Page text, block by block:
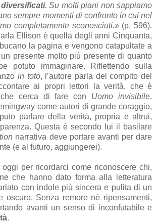
. Su molti piani non sappiamo
sempre momenti di confronto in cui nel
completamente sconosciuti.» (p. 596).
Ellison è quella degli anni Cinquanta,
la pagina e vengono catapultate a
presente molto più presente di quanto
potuto immaginare. Riflettendo sulla
in toto, l’autore parla del compito del
ai propri lettori la verità, che è
cerca di fare con Uomo invisibile.
come autori di grande coraggio,
parlare della verità, propria e altrui,
Questa è secondo lui il basilare
narrativa deve portare avanti per dare
(e al futuro, aggiungerei).
per ricordarci come riconoscere chi,
che hanno dato forma alla letteratura
con indole più sincera e pulita di un
oscuro. Senza remore né ripensamenti,
avanti un senso di inconfutabile e
.